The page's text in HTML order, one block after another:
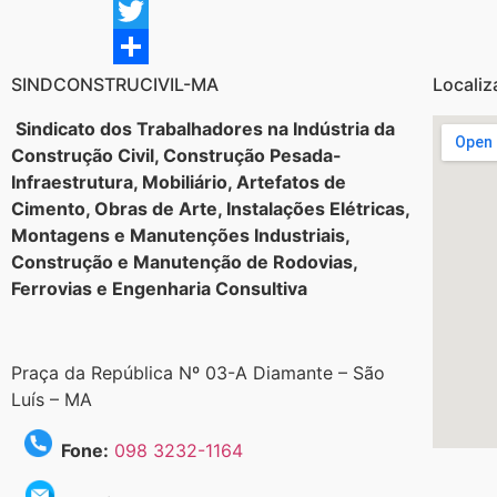
Facebook
Twitter
Share
SINDCONSTRUCIVIL-MA
Sindicato dos Trabalhadores na Indústria da
Construção Civil, Construção Pesada-
Infraestrutura, Mobiliário, Artefatos de
Cimento, Obras de Arte, Instalações Elétricas,
Montagens e Manutenções Industriais,
Construção e Manutenção de Rodovias,
Ferrovias e Engenharia Consultiva
Praça da República Nº 03-A Diamante – São
Luís – MA
Fone: 098 3232-1164